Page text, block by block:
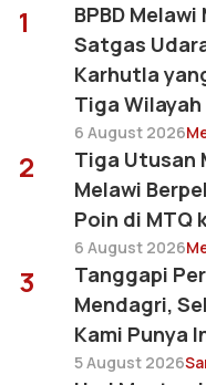
1
BPBD
Satgas
Karhutla
Tiga Wilayah
6 August 2026
2
Tiga Utusan
Melawi
Poin di MTQ
6 August 2026
3
Tanggapi
Mendagri,
Kami Punya
5 August 2026